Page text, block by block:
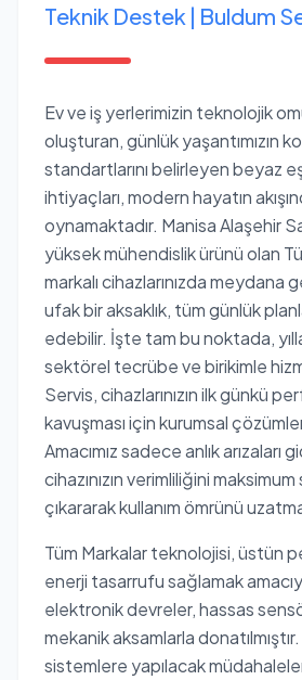
Teknik Destek | Buldum
Ev ve iş yerlerimizin teknolojik
oluşturan, günlük yaşantımızın
standartlarını belirleyen beyaz
ihtiyaçları, modern hayatın
oynamaktadır. Manisa Alaşehir
yüksek mühendislik ürünü olan
markalı cihazlarınızda meydana
ufak bir aksaklık, tüm günlük
edebilir. İşte tam bu noktada,
sektörel tecrübe ve birikimle
Servis, cihazlarınızın ilk günkü
kavuşması için kurumsal
Amacımız sadece anlık arızaları
cihazınızın verimliliğini
çıkararak kullanım ömrünü
Tüm Markalar teknolojisi, üstün
enerji tasarrufu sağlamak
elektronik devreler, hassas
mekanik aksamlarla
sistemlere yapılacak